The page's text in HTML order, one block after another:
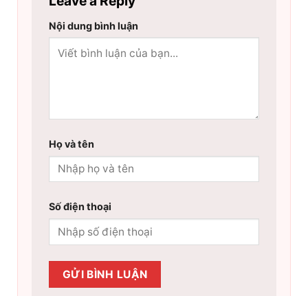
Nội dung bình luận
Họ và tên
Số điện thoại